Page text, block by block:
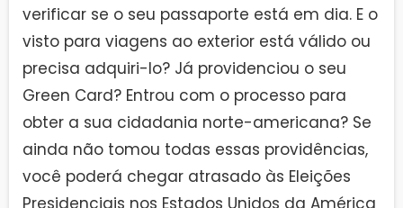
verificar se o seu passaporte está em dia. E o
visto para viagens ao exterior está válido ou
precisa adquiri-lo? Já providenciou o seu
Green Card? Entrou com o processo para
obter a sua cidadania norte-americana? Se
ainda não tomou todas essas providências,
você poderá chegar atrasado às Eleições
Presidenciais nos Estados Unidos da América